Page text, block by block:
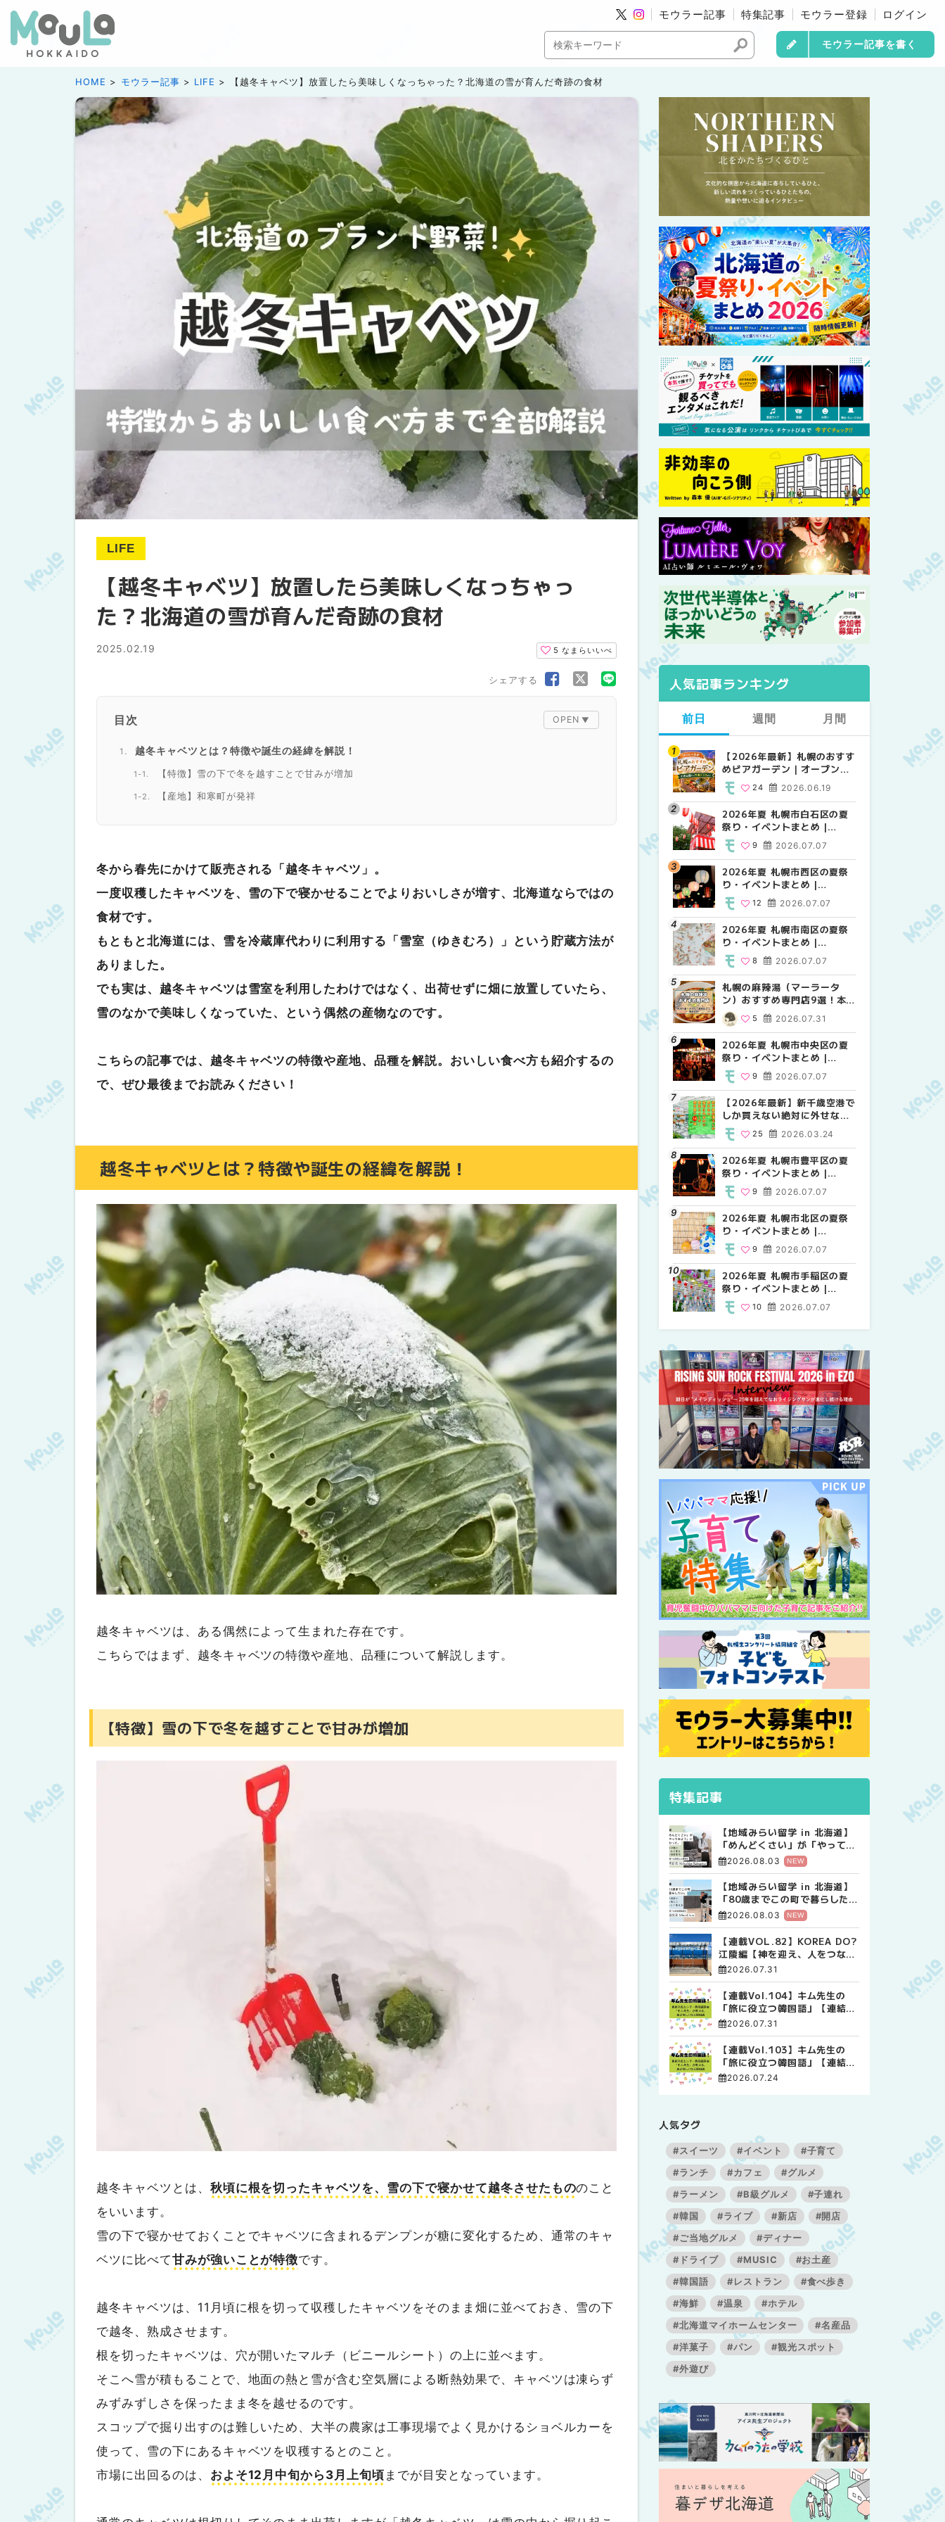
モウラー記事 特集記事 モウラー登録 ログイン
モウラー記事を書く
HOME モウラー記事 LIFE 【越冬キャベツ】放置したら美味しくなっちゃった？北海道の雪が育んだ奇跡の食材
LIFE
【越冬キャベツ】放置したら美味しくなっちゃっ
た？北海道の雪が育んだ奇跡の食材
2025.02.19 5 なまらいいべ
シェアする
目次
越冬キャベツとは？特徴や誕生の経緯を解説！
【特徴】雪の下で冬を越すことで甘みが増加
【産地】和寒町が発祥
食べ方①｜塩とごま油をかけてシンプルな塩キャベツ
食べ方②｜煮込んでも湯がいてもおいしい！鍋料理
食べ方④｜新食感！キャベツの天ぷら
冬から春先にかけて販売される「越冬キャベツ」。
一度収穫したキャベツを、雪の下で寝かせることでよりおいしさが増す、北海道ならではの
食材です。
もともと北海道には、雪を冷蔵庫代わりに利用する「雪室（ゆきむろ）」という貯蔵方法が
ありました。
でも実は、越冬キャベツは雪室を利用したわけではなく、出荷せずに畑に放置していたら、
雪のなかで美味しくなっていた、という偶然の産物なのです。
こちらの記事では、越冬キャベツの特徴や産地、品種を解説。おいしい食べ方も紹介するの
で、ぜひ最後までお読みください！
越冬キャベツとは？特徴や誕生の経緯を解説！
越冬キャベツは、ある偶然によって生まれた存在です。
こちらではまず、越冬キャベツの特徴や産地、品種について解説します。
【特徴】雪の下で冬を越すことで甘みが増加
越冬キャベツとは、 秋頃に根を切ったキャベツを、雪の下で寝かせて越冬させたもののこと
をいいます。
雪の下で寝かせておくことでキャベツに含まれるデンプンが糖に変化するため、通常のキャ
ベツに比べて甘みが強いことが特徴です。
越冬キャベツは、11月頃に根を切って収穫したキャベツをそのまま畑に並べておき、雪の下
で越冬、熟成させます。
根を切ったキャベツは、穴が開いたマルチ（ビニールシート）の上に並べます。
そこへ雪が積もることで、地面の熱と雪が含む空気層による断熱効果で、キャベツは凍らず
みずみずしさを保ったまま冬を越せるのです。
スコップで掘り出すのは難しいため、大半の農家は工事現場でよく見かけるショベルカーを
使って、雪の下にあるキャベツを収穫するとのこと。
市場に出回るのは、 およそ12月中旬から3月上旬頃 までが目安となっています。
人気記事ランキング
前日
【2026年最新】札幌のおすす
めビアガーデン｜オープン日
順に徹底紹介！大通公園から
穴場テラスまで | MouLa
HOKKAIDO
2026.06.19
24
2026年夏 札幌市白石区の夏
祭り・イベントまとめ |
MouLa HOKKAIDO
2026.07.07
9
2026年夏 札幌市西区の夏祭
り・イベントまとめ |
MouLa HOKKAIDO
2026.07.07
12
2026年夏 札幌市南区の夏祭
り・イベントまとめ |
MouLa HOKKAIDO
2026.07.07
8
札幌の麻辣湯（マーラータ
ン）おすすめ専門店9選！本
場の量り売りから最新店まで
徹底比較 | MouLa
HOKKAIDO
2026.07.31
5
2026年夏 札幌市中央区の夏
祭り・イベントまとめ |
MouLa HOKKAIDO
2026.07.07
9
【2026年最新】新千歳空港で
しか買えない絶対に外せない
限定スイーツ・焼き菓子18選
| MouLa HOKKAIDO
2026.03.24
25
2026年夏 札幌市豊平区の夏
祭り・イベントまとめ |
MouLa HOKKAIDO
2026.07.07
9
2026年夏 札幌市北区の夏祭
り・イベントまとめ |
MouLa HOKKAIDO
2026.07.07
9
2026年夏 札幌市手稲区の夏
祭り・イベントまとめ |
MouLa HOKKAIDO
2026.07.07
10
週間
【2026年最新】札幌のおすす
めビアガーデン｜オープン日
穴場テラスまで | MouLa
HOKKAIDO
24
2026年夏 札幌市西区の夏祭
り・イベントまとめ |
12
2026年夏 札幌市北区の夏祭
り・イベントまとめ |
9
2026年夏 札幌市手稲区の夏
祭り・イベントまとめ |
10
2026年夏 札幌市白石区の夏
祭り・イベントまとめ |
9
2026年夏 札幌市清田区の夏
祭り・イベントまとめ |
6
2026年夏 札幌市南区の夏祭
り・イベントまとめ |
8
2026年夏 札幌市豊平区の夏
祭り・イベントまとめ |
9
2026年夏 札幌市中央区の夏
祭り・イベントまとめ |
9
2026年夏 恵庭市・千歳市の
夏祭り・イベントまとめ |
9
月間
【2026年最新】札幌のおすす
めビアガーデン｜オープン日
穴場テラスまで | MouLa
HOKKAIDO
24
2026年夏 札幌市北区の夏祭
り・イベントまとめ |
9
2026年夏 札幌市西区の夏祭
り・イベントまとめ |
12
2026年夏 札幌市白石区の夏
祭り・イベントまとめ |
9
2026年夏 札幌市手稲区の夏
祭り・イベントまとめ |
10
札幌の麻辣湯（マーラータ
ン）おすすめ専門店6選！本
徹底比較 | MouLa
HOKKAIDO
5
2026年夏 札幌市清田区の夏
祭り・イベントまとめ |
6
【2026年最新】新千歳空港で
しか買えない絶対に外せない
| MouLa HOKKAIDO
25
【新千歳空港】新カードラウ
ンジが開業。「SUPER
ラウンジアネックス）」をご
紹介！！ | MouLa
HOKKAIDO
18
2026年夏 札幌市豊平区の夏
祭り・イベントまとめ |
9
特集記事
【地域みらい留学 in 北海道】
「めんどくさい」が「やってみ
よう」に変わった。 十勝の風
に吹かれて走る、僕の泥臭くて
自由な高校生活
2026.08.03 NEW
【地域みらい留学 in 北海道】
「80歳までこの町で暮らした
い」 標津高校で踏み出した、
私らしい生き方
2026.08.03 NEW
【連載VOL.82】KOREA DO?
江陵編【神を迎え、人をつなぐ
時間 ― 江陵端午祭 】
2026.07.31
【連載Vol.104】キム先生の
「旅に役立つ韓国語」【連結語
尾について その4】
2026.07.31
【連載Vol.103】キム先生の
「旅に役立つ韓国語」【連結語
尾について その3】
2026.07.24
人気タグ
#スイーツ #イベント
#子育て
#ランチ
#カフェ
#グルメ
#ラーメン
#B級グルメ
#子連れ
#韓国
#ライブ #新店
#開店
#ご当地グルメ
#ディナー
#ドライブ
#MUSIC
#お土産
#韓国語
#レストラン
#食べ歩き
#海鮮
#温泉
#ホテル
#北海道マイホームセンター
#名産品
#洋菓子
#パン
#観光スポット
#外遊び